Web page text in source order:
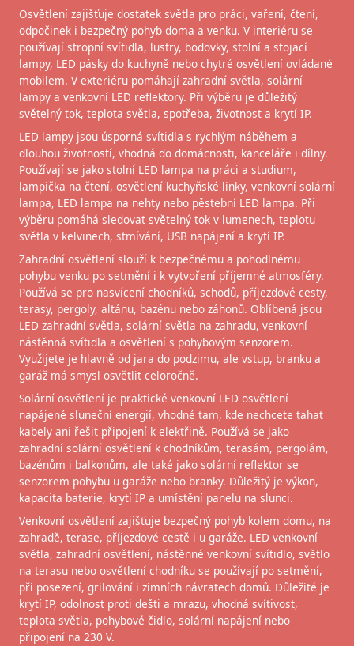
Osvětlení zajišťuje dostatek světla pro práci, vaření, čtení,
odpočinek i bezpečný pohyb doma a venku. V interiéru se
používají stropní svítidla, lustry, bodovky, stolní a stojací
lampy, LED pásky do kuchyně nebo chytré osvětlení ovládané
mobilem. V exteriéru pomáhají zahradní světla, solární
lampy a venkovní LED reflektory. Při výběru je důležitý
světelný tok, teplota světla, spotřeba, životnost a krytí IP.
LED lampy jsou úsporná svítidla s rychlým náběhem a
dlouhou životností, vhodná do domácnosti, kanceláře i dílny.
Používají se jako stolní LED lampa na práci a studium,
lampička na čtení, osvětlení kuchyňské linky, venkovní solární
lampa, LED lampa na nehty nebo pěstební LED lampa. Při
výběru pomáhá sledovat světelný tok v lumenech, teplotu
světla v kelvinech, stmívání, USB napájení a krytí IP.
Zahradní osvětlení slouží k bezpečnému a pohodlnému
pohybu venku po setmění i k vytvoření příjemné atmosféry.
Používá se pro nasvícení chodníků, schodů, příjezdové cesty,
terasy, pergoly, altánu, bazénu nebo záhonů. Oblíbená jsou
LED zahradní světla, solární světla na zahradu, venkovní
nástěnná svítidla a osvětlení s pohybovým senzorem.
Využijete je hlavně od jara do podzimu, ale vstup, branku a
garáž má smysl osvětlit celoročně.
Solární osvětlení je praktické venkovní LED osvětlení
napájené sluneční energií, vhodné tam, kde nechcete tahat
kabely ani řešit připojení k elektřině. Používá se jako
zahradní solární osvětlení k chodníkům, terasám, pergolám,
bazénům i balkonům, ale také jako solární reflektor se
senzorem pohybu u garáže nebo branky. Důležitý je výkon,
kapacita baterie, krytí IP a umístění panelu na slunci.
Venkovní osvětlení zajišťuje bezpečný pohyb kolem domu, na
zahradě, terase, příjezdové cestě i u garáže. LED venkovní
světla, zahradní osvětlení, nástěnné venkovní svítidlo, světlo
na terasu nebo osvětlení chodníku se používají po setmění,
při posezení, grilování i zimních návratech domů. Důležité je
krytí IP, odolnost proti dešti a mrazu, vhodná svítivost,
teplota světla, pohybové čidlo, solární napájení nebo
připojení na 230 V.